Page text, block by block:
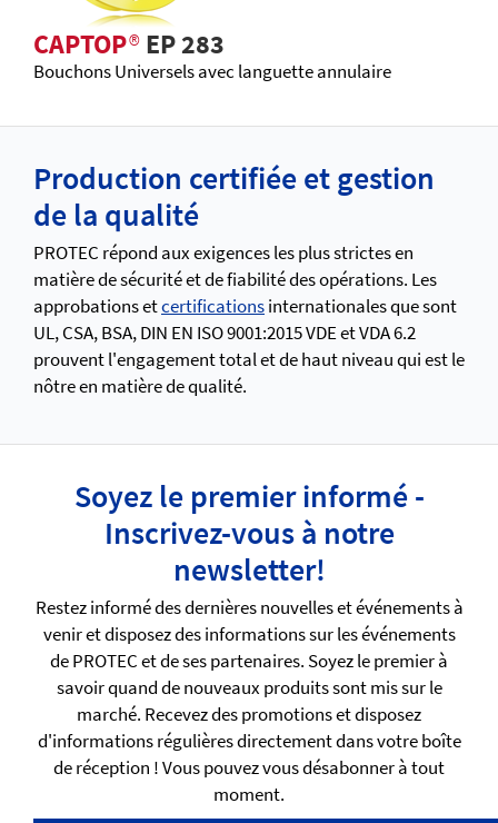
CAPTOP®EP 283
Bouchons Universels avec languette annulaire
Production certifiée et gestion
de la qualité
PROTEC répond aux exigences les plus strictes en
matière de sécurité et de fiabilité des opérations. Les
approbations etcertificationsinternationales que sont
UL, CSA, BSA, DIN EN ISO 9001:2015 VDE et VDA 6.2
prouvent l'engagement total et de haut niveau qui est le
nôtre en matière de qualité.
Soyez le premier informé -
Inscrivez-vous à notre
newsletter!
Restez informé des dernières nouvelles et événements à
venir et disposez des informations sur les événements
de PROTEC et de ses partenaires. Soyez le premier à
savoir quand de nouveaux produits sont mis sur le
marché. Recevez des promotions et disposez
d'informations régulières directement dans votre boîte
de réception ! Vous pouvez vous désabonner à tout
moment.